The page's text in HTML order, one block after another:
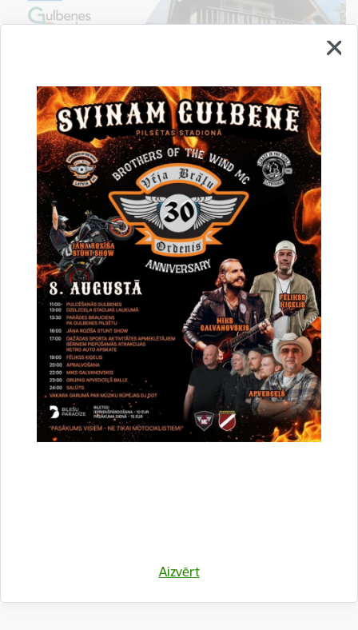
Aizvērt
Atvērta pieteikšanās profesionālās pilnveides
kursiem “Klimata pārmaiņu sekas – dabas riski
un katastrofas! Ko un kā par to runāt skolās!”
10.06.2025.
Profesionālās pilnveides kursi (A), 21 stundas “Klimata pārmaiņu sekas –
dabas riski un katastrofas! Ko un kā par to runāt skolās!” 2025.gada 18. un
19. augusts, viesu namā “Mīlmaņi”, Rankas pagasts…
Pašvaldība informē Sabiedrība Projekts
Drukāt lapu